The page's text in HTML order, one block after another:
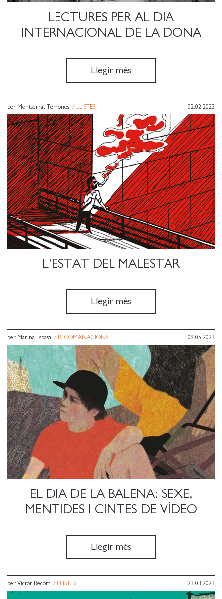
LECTURES PER AL DIA
INTERNACIONAL DE LA DONA
Llegir més
per Montserrat Terrones / LLISTES 02.02.2023
L'ESTAT DEL MALESTAR
Llegir més
per Marina Espasa / RECOMANACIONS 09.05.2023
EL DIA DE LA BALENA: SEXE,
MENTIDES I CINTES DE VÍDEO
Llegir més
per Victor Recort / LLISTES 23.03.2023